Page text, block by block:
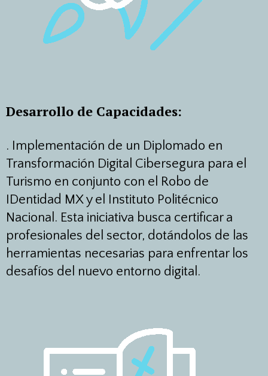
Desarrollo de Capacidades:
. Implementación de un Diplomado en
Transformación Digital Cibersegura para el
Turismo en conjunto con el Robo de
IDentidad MX y el Instituto Politécnico
Nacional. Esta iniciativa busca certificar a
profesionales del sector, dotándolos de las
herramientas necesarias para enfrentar los
desafíos del nuevo entorno digital.